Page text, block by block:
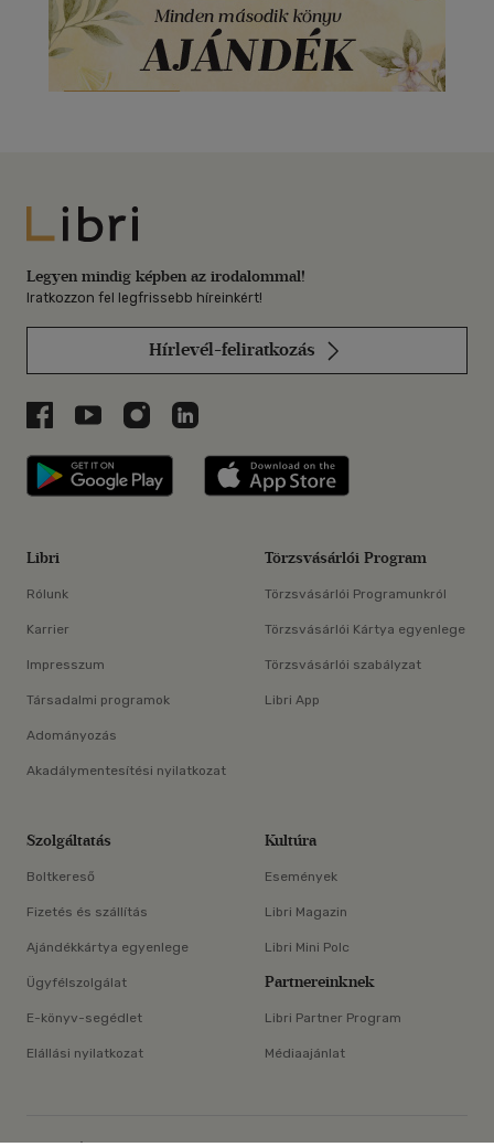
Libri
Legyen mindig képben az irodalommal!
Iratkozzon fel legfrissebb híreinkért!
Hírlevél-feliratkozás
Libri a Facebookon
Libri a Youtube-on
Libri az Instagramon
Libri a LinkedInen
Libri applikáció Szerezd meg: Google
Libri
Rólunk
Karrier
Impresszum
Társadalmi programok
Adományozás
Akadálymentesítési nyilatkozat
Törzsvásárlói Program
Törzsvásárlói Programunkról
Törzsvásárlói Kártya egyenlege
Törzsvásárlói szabályzat
Libri App
Szolgáltatás
Boltkereső
Fizetés és szállítás
Ajándékkártya egyenlege
Ügyfélszolgálat
E-könyv-segédlet
Elállási nyilatkozat
Kultúra
Események
Libri Magazin
Libri Mini Polc
Partnereinknek
Libri Partner Program
Médiaajánlat